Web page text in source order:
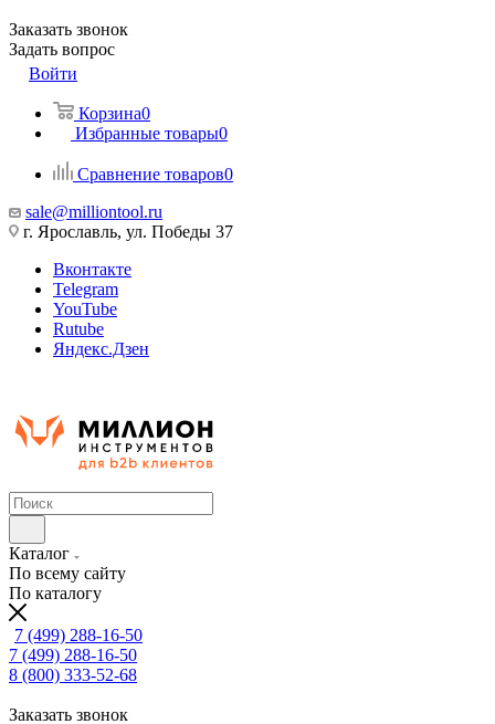
Заказать звонок
Задать вопрос
Войти
Корзина0
Избранные товары0
Сравнение товаров0
sale@milliontool.ru
г. Ярославль, ул. Победы 37
Вконтакте
Telegram
YouTube
Rutube
Яндекс.Дзен
Каталог
По всему сайту
По каталогу
7 (499) 288-16-50
7 (499) 288-16-50
8 (800) 333-52-68
Заказать звонок